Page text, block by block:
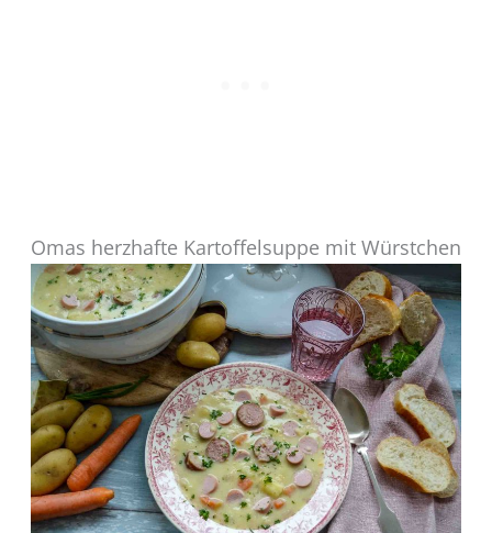
Omas herzhafte Kartoffelsuppe mit Würstchen